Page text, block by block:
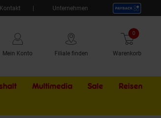
Kontakt Unternehmen
Mein Konto Filiale finden Warenkorb
0 Artikel
Multimedia Sale Externer
Reisen